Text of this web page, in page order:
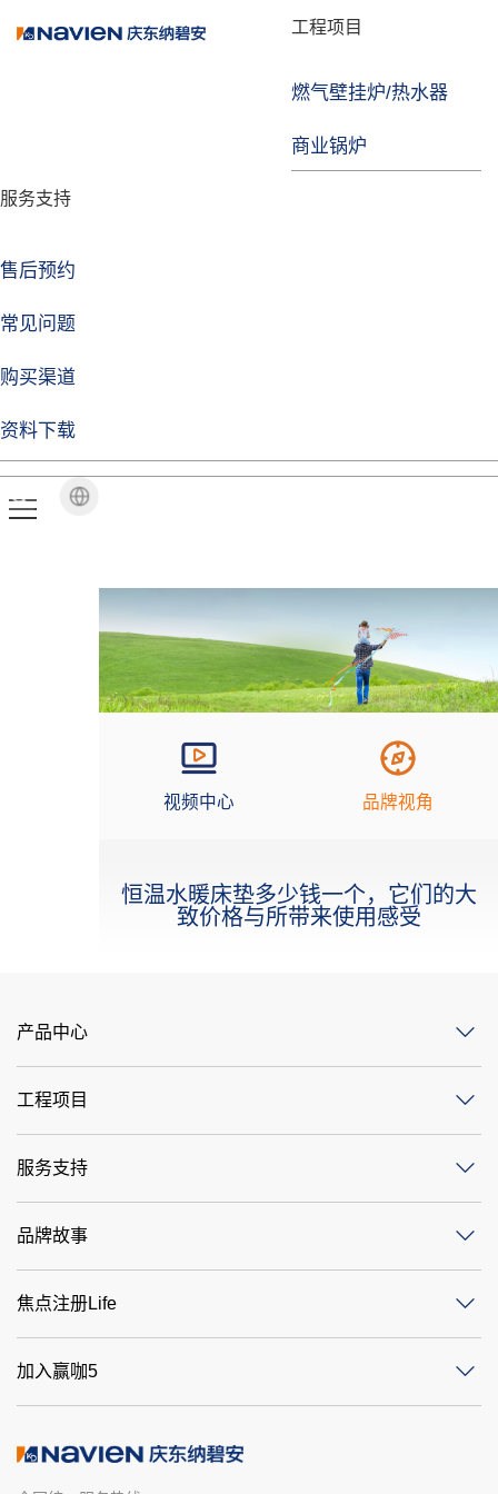
工程项目
燃气壁挂炉/热水器
商业锅炉
服务支持
售后预约
常见问题
购买渠道
资料下载
品牌故事
技术实力
企业动态
焦点注册Life
品牌视角
视频中心 品牌视角
恒温水暖床垫多少钱一个，它们的大
致价格与所带来使用感受
产品中心
工程项目
服务支持
品牌故事
焦点注册Life
加入赢咖5